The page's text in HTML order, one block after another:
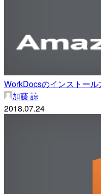
WorkDocsのインストー
加藤 諒
2018.07.24